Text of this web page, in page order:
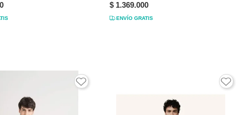
$ 1.369.000
ENVÍO GRATIS